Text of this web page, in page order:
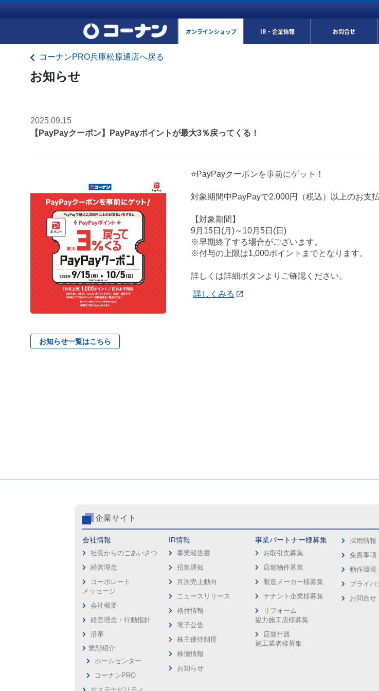
オンラインショップ IR・企業情報 お問合せ
コーナンPRO兵庫松原通店へ戻る
お知らせ
2025.09.15
【PayPayクーポン】PayPayポイントが最大3％戻ってくる！
⭐PayPayクーポンを事前にゲット！
対象期間中PayPayで2,000円（税込）以上のお支
【対象期間】
9月15日(月)～10月5日(日)
※早期終了する場合がございます。
※付与の上限は1,000ポイントまでとなります。
詳しくは詳細ボタンよりご確認ください。
詳しくみる
お知らせ一覧はこちら
企業サイト
会社情報
社長からのごあいさつ
経営理念
コーポレート
メッセージ
会社概要
経営理念・行動指針
沿革
業態紹介
ホームセンター
コーナンPRO
IR情報
事業報告書
招集通知
月次売上動向
ニュースリリース
格付情報
電子公告
株主優待制度
株価情報
お知らせ
事業パートナー様募集
お取引先募集
店舗物件募集
製造メーカー様募集
テナント企業様募集
リフォーム
協力施工店様募集
店舗什器
施工業者様募集
採用情報
免責事項
動作環境
プライバ
お問合せ